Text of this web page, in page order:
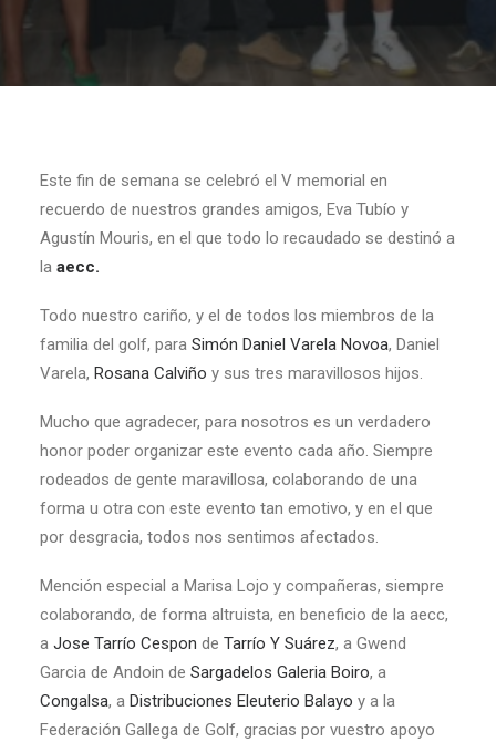
Este fin de semana se celebró el V memorial en
recuerdo de nuestros grandes amigos, Eva Tubío y
Agustín Mouris, en el que todo lo recaudado se destinó a
la aecc.
Todo nuestro cariño, y el de todos los miembros de la
familia del golf, para Simón Daniel Varela Novoa, Daniel
Varela, Rosana Calviño y sus tres maravillosos hijos.
Mucho que agradecer, para nosotros es un verdadero
honor poder organizar este evento cada año. Siempre
rodeados de gente maravillosa, colaborando de una
forma u otra con este evento tan emotivo, y en el que
por desgracia, todos nos sentimos afectados.
Mención especial a Marisa Lojo y compañeras, siempre
colaborando, de forma altruista, en beneficio de la aecc,
a Jose Tarrío Cespon de Tarrío Y Suárez, a Gwend
Garcia de Andoin de Sargadelos Galeria Boiro, a
Congalsa, a Distribuciones Eleuterio Balayo y a la
Federación Gallega de Golf, gracias por vuestro apoyo